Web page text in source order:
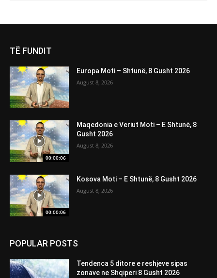
TË FUNDIT
Europa Moti – Shtunë, 8 Gusht 2026
August 8, 2026
00:00:06
Maqedonia e Veriut Moti – E Shtunë, 8
Gusht 2026
August 8, 2026
00:00:06
Kosova Moti – E Shtunë, 8 Gusht 2026
August 8, 2026
POPULAR POSTS
Tendenca 5 ditore e reshjeve sipas
zonave ne Shqiperi 8 Gusht 2026